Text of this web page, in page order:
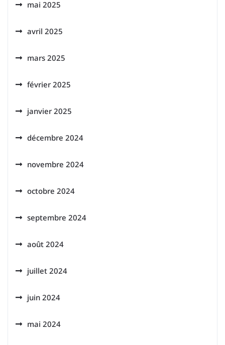
mai 2025
avril 2025
mars 2025
février 2025
janvier 2025
décembre 2024
novembre 2024
octobre 2024
septembre 2024
août 2024
juillet 2024
juin 2024
mai 2024